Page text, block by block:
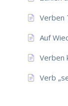
Verben
Auf
Verben
Verb